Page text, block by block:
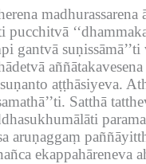
madhurassarena
pucchitvā
gantvā
aññātakavesena
aṭṭhāsiyeva.
Satthā
aruṇaggaṃ
ekappahāreneva